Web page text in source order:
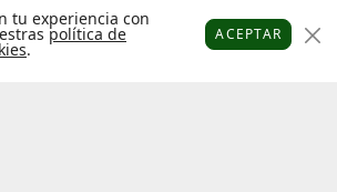
y comodidad sin importar el
para el running, el ciclismo o
un día casual, nuestros sombreros y
en cada paso. Explora una
tu experiencia con
política de
.
ACEPTAR